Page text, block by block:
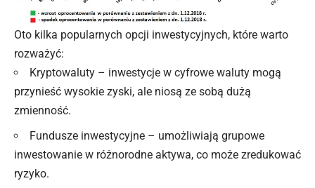
Oto kilka popularnych opcji inwestycyjnych, które warto
rozważyć:
Kryptowaluty – inwestycje w cyfrowe waluty mogą
przynieść wysokie zyski, ale niosą ze sobą dużą
zmienność.
Fundusze inwestycyjne – umożliwiają grupowe
inwestowanie w różnorodne aktywa, co może zredukować
ryzyko.